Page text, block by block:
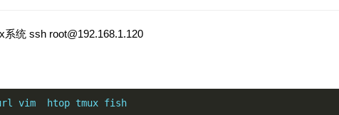
系统 ssh root@192.168.1.120
vim  htop tmux fish